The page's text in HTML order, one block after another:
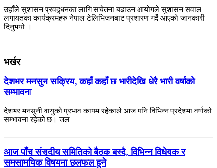
उहाँले सुशासन प्रवद्र्धनका लागि सचेतना बढाउन आयोगले सुशासन सवाल
लगायतका कार्यक्रमहरु नेपाल टेलिभिजनबाट प्रशारण गर्दै आएको जानकारी
दिनुभयो ।
भर्खर
देशभर मनसुन सक्रिय, कहाँ कहाँ छ भारीदेखि धेरै भारी वर्षाको
सम्भावना
देशभर मनसुनी वायुको प्रभाव कायम रहेकाले आज पनि विभिन्न प्रदेशमा वर्षाको
सम्भावना रहेको छ। जल
आज पाँच संसदीय समितिको बैठक बस्दै, विभिन्न विधेयक र
समसामयिक विषयमा छलफल हुने